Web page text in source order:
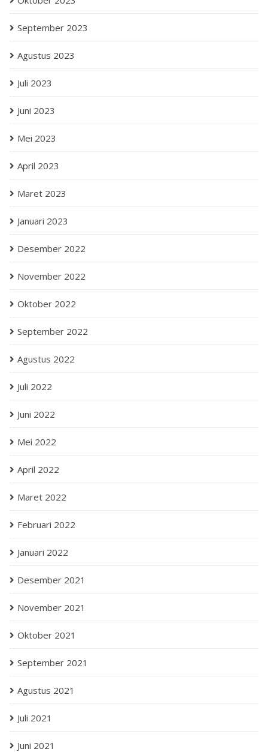
September 2023
Agustus 2023
Juli 2023
Juni 2023
Mei 2023
April 2023
Maret 2023
Januari 2023
Desember 2022
November 2022
Oktober 2022
September 2022
Agustus 2022
Juli 2022
Juni 2022
Mei 2022
April 2022
Maret 2022
Februari 2022
Januari 2022
Desember 2021
November 2021
Oktober 2021
September 2021
Agustus 2021
Juli 2021
Juni 2021